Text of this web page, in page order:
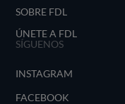
SOBRE FDL
ÚNETE A FDL
SÍGUENOS
INSTAGRAM
FACEBOOK